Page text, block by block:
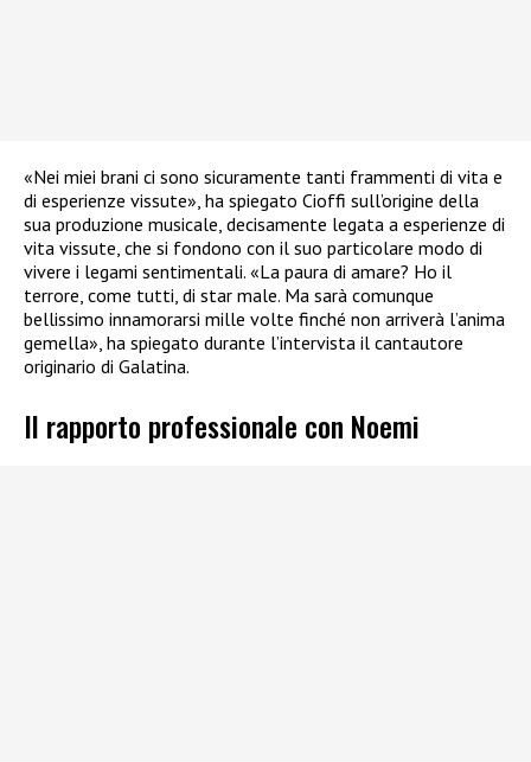
«Nei miei brani ci sono sicuramente tanti frammenti di vita e
di esperienze vissute», ha spiegato Cioffi sull’origine della
sua produzione musicale, decisamente legata a esperienze di
vita vissute, che si fondono con il suo particolare modo di
vivere i legami sentimentali. «La paura di amare? Ho il
terrore, come tutti, di star male. Ma sarà comunque
bellissimo innamorarsi mille volte finché non arriverà l’anima
gemella», ha spiegato durante l’intervista il cantautore
originario di Galatina.
Il rapporto professionale con Noemi